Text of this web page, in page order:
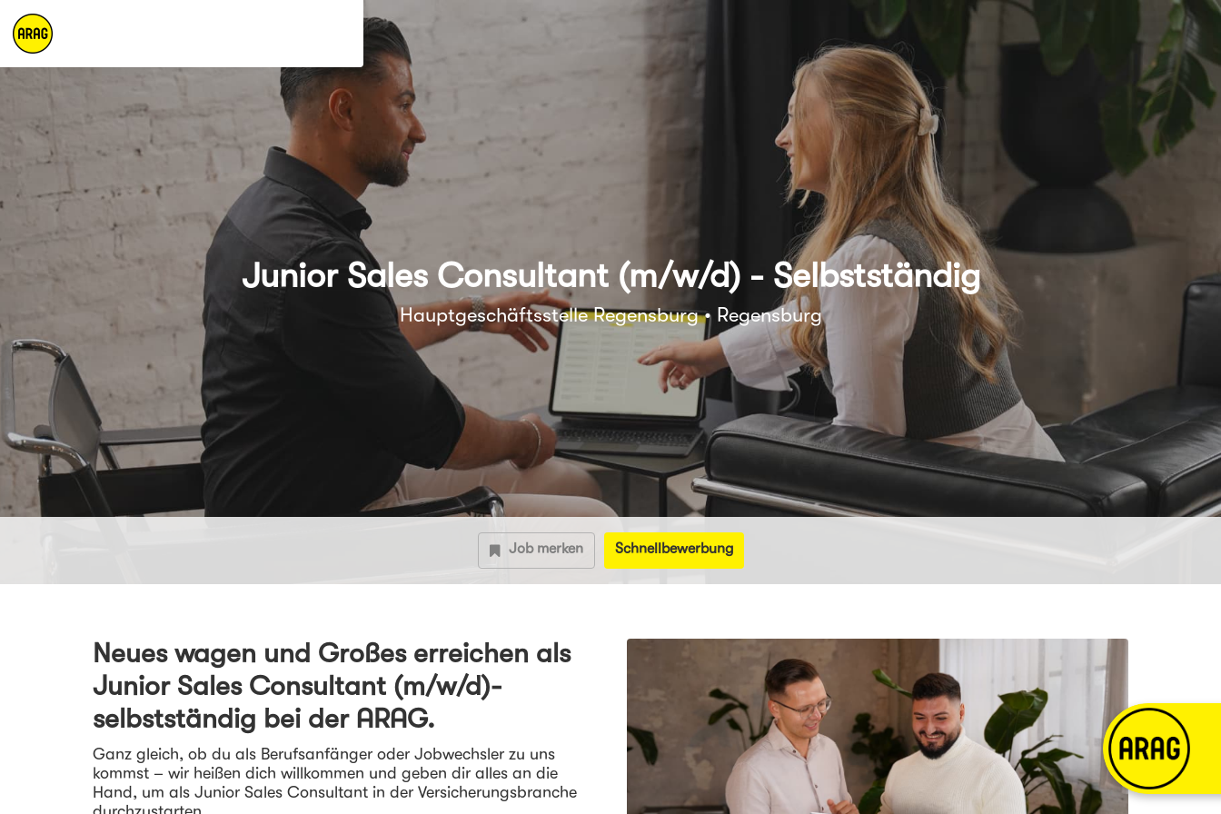
Junior Sales Consultant (m/w/d) - Selbstständig
Hauptgeschäftsstelle Regensburg • Regensburg
Job merken Schnellbewerbung
Neues wagen und Großes erreichen als
Junior Sales Consultant (m/w/d)-
selbstständig bei der ARAG.
Ganz gleich, ob du als Berufsanfänger oder Jobwechsler zu uns
kommst – wir heißen dich willkommen und geben dir alles an die
Hand, um als Junior Sales Consultant in der Versicherungsbranche